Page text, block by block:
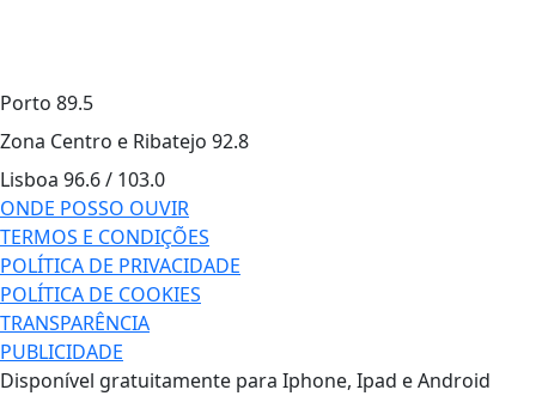
Porto 89.5
Zona Centro e Ribatejo 92.8
Lisboa 96.6 / 103.0
ONDE POSSO OUVIR
TERMOS E CONDIÇÕES
POLÍTICA DE PRIVACIDADE
POLÍTICA DE COOKIES
TRANSPARÊNCIA
PUBLICIDADE
Disponível gratuitamente para Iphone, Ipad e Android